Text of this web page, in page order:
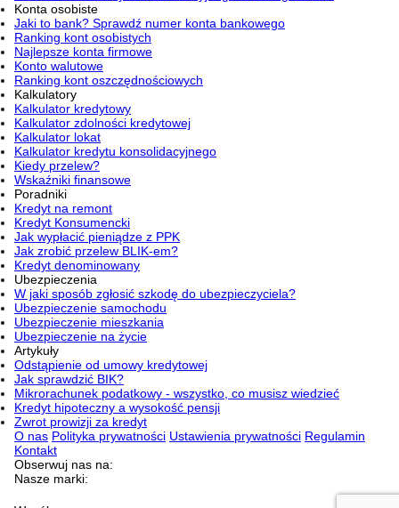
Konta osobiste
Jaki to bank? Sprawdź numer konta bankowego
Ranking kont osobistych
Najlepsze konta firmowe
Konto walutowe
Ranking kont oszczędnościowych
Kalkulatory
Kalkulator kredytowy
Kalkulator zdolności kredytowej
Kalkulator lokat
Kalkulator kredytu konsolidacyjnego
Kiedy przelew?
Wskaźniki finansowe
Poradniki
Kredyt na remont
Kredyt Konsumencki
Jak wypłacić pieniądze z PPK
Jak zrobić przelew BLIK-em?
Kredyt denominowany
Ubezpieczenia
W jaki sposób zgłosić szkodę do ubezpieczyciela?
Ubezpieczenie samochodu
Ubezpieczenie mieszkania
Ubezpieczenie na życie
Artykuły
Odstąpienie od umowy kredytowej
Jak sprawdzić BIK?
Mikrorachunek podatkowy - wszystko, co musisz wiedzieć
Kredyt hipoteczny a wysokość pensji
Zwrot prowizji za kredyt
O nas Polityka prywatności Ustawienia prywatności Regulamin
Kontakt
Obserwuj nas na:
Nasze marki: